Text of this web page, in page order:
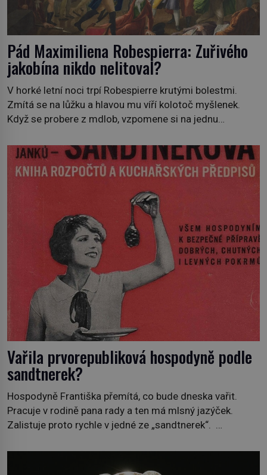
Pád Maximiliena Robespierra: Zuřivého
jakobína nikdo nelitoval?
V horké letní noci trpí Robespierre krutými bolestmi.
Zmítá se na lůžku a hlavou mu víří kolotoč myšlenek.
Když se probere z mdlob, vzpomene si na jednu
Prorokovala mu tragický osud. Tehdy se jí vysmál.
„Robespierre to dotáhne hodně daleko,“ prohlásil o něm
jiný významný francouzský revolucionář, Honoré de
Vařila prvorepubliková hospodyně podle
sandtnerek?
Hospodyně Františka přemítá, co bude dneska vařit.
Pracuje v rodině pana rady a ten má mlsný jazýček.
Zalistuje proto rychle v jedné ze „sandtnerek“.
povzdechne si směrem ke služce, kterou má v kuchyni k
ruce. Ještě v prvních letech nové republiky fungoval kvůli